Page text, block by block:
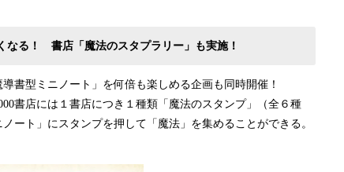
なる！ 書店「魔法のスタプラリー」も実施！
書型ミニノート」を何倍も楽しめる企画も同時開催！
書店には１書店につき１種類「魔法のスタンプ」（全６種
ート」にスタンプを押して「魔法」を集めることができる。